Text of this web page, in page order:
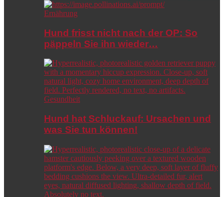
Ernährung
Hund frisst nicht nach der OP: So
päppeln Sie ihn wieder…
Gesundheit
Hund hat Schluckauf: Ursachen und
was Sie tun können!